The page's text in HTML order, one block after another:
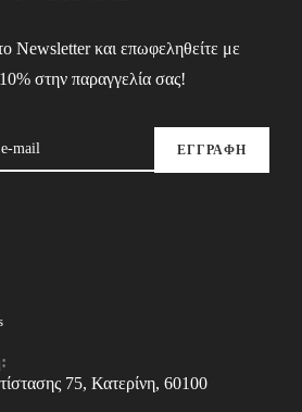
Newsletter και επωφεληθείτε με
στην παραγγελία σας!
ΕΓΓΡΑΦΗ
75, Κατερίνη, 60100